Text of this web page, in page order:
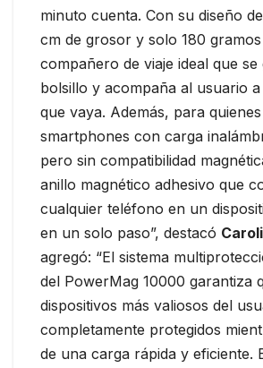
minuto cuenta. Con su diseño
cm de grosor y solo 180
compañero de viaje ideal que
bolsillo y acompaña al usuario
que vaya. Además, para
smartphones con carga
pero sin compatibilidad
anillo magnético adhesivo que
cualquier teléfono en un
en un solo paso”, destacó
agregó: “El sistema
del PowerMag 10000 garantiza
dispositivos más valiosos del
completamente protegidos
de una carga rápida y eficiente.